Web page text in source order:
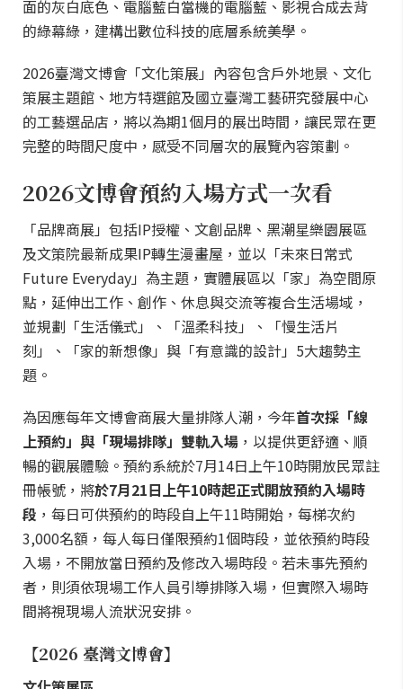
面的灰白底色、電腦藍白當機的電腦藍、影視合成去背
的綠幕綠，建構出數位科技的底層系統美學。
2026臺灣文博會「文化策展」內容包含戶外地景、文化
策展主題館、地方特選館及國立臺灣工藝研究發展中心
的工藝選品店，將以為期1個月的展出時間，讓民眾在更
完整的時間尺度中，感受不同層次的展覽內容策劃。
2026文博會預約入場方式一次看
「品牌商展」包括IP授權、文創品牌、黑潮星樂園展區
及文策院最新成果IP轉生漫畫屋，並以「未來日常式
Future Everyday」為主題，實體展區以「家」為空間原
點，延伸出工作、創作、休息與交流等複合生活場域，
並規劃「生活儀式」、「溫柔科技」、「慢生活片
刻」、「家的新想像」與「有意識的設計」5大趨勢主
題。
為因應每年文博會商展大量排隊人潮，今年首次採「線
上預約」與「現場排隊」雙軌入場 ，以提供更舒適、順
暢的觀展體驗。預約系統於7月14日上午10時開放民眾註
冊帳號，將於7月21日上午10時起正式開放預約入場時
段 ，每日可供預約的時段自上午11時開始，每梯次約
3,000名額，每人每日僅限預約1個時段，並依預約時段
入場，不開放當日預約及修改入場時段。若未事先預約
者，則須依現場工作人員引導排隊入場，但實際入場時
間將視現場人流狀況安排。
【2026 臺灣文博會】